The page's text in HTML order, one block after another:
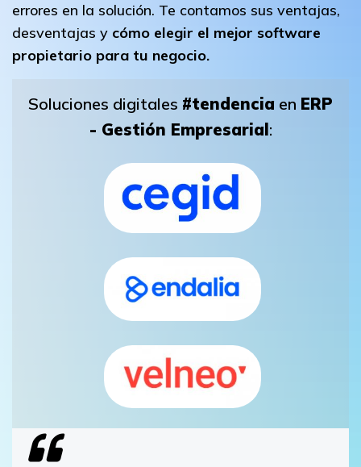
errores en la solución. Te contamos sus ventajas,
desventajas y cómo elegir el mejor software
propietario para tu negocio.
Soluciones digitales #tendencia en ERP
- Gestión Empresarial: